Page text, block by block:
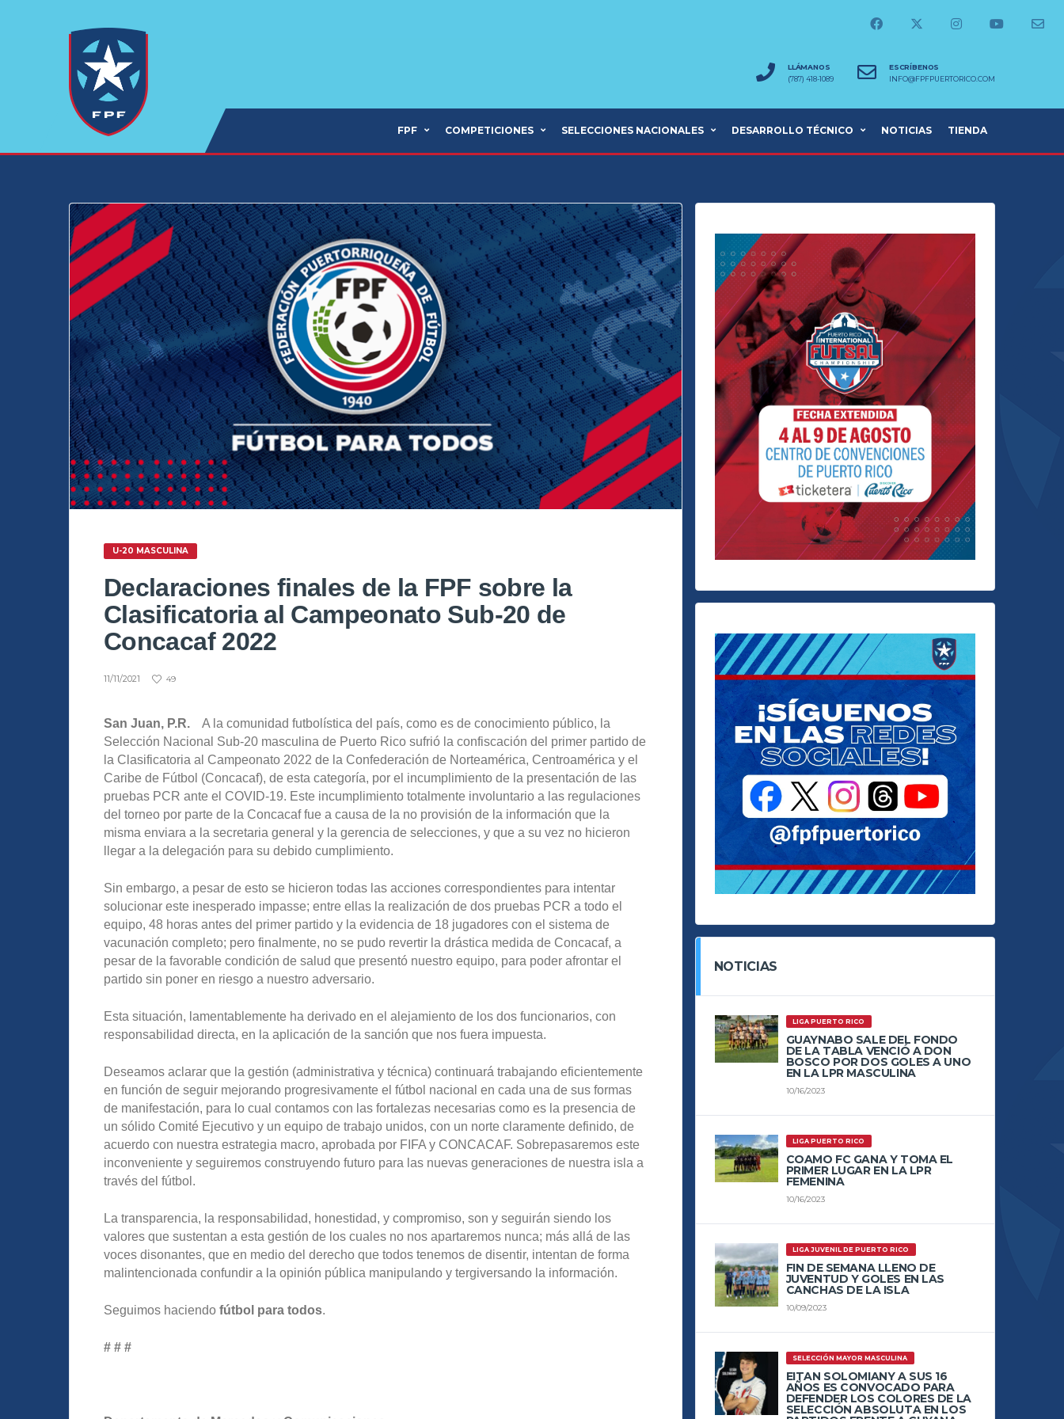
LLÁMANOS
(787) 418-1089
ESCRÍBENOS
INFO@FPFPUERTORICO.COM
FPF COMPETICIONES SELECCIONES NACIONALES DESARROLLO TÉCNICO NOTICIAS TIENDA
U-20 MASCULINA
Declaraciones finales de la FPF sobre la
Clasificatoria al Campeonato Sub-20 de
Concacaf 2022
11/11/2021 49
San Juan, P.R. A la comunidad futbolística del país, como es de conocimiento público, la
Selección Nacional Sub-20 masculina de Puerto Rico sufrió la confiscación del primer partido de
la Clasificatoria al Campeonato 2022 de la Confederación de Norteamérica, Centroamérica y el
Caribe de Fútbol (Concacaf), de esta categoría, por el incumplimiento de la presentación de las
pruebas PCR ante el COVID-19. Este incumplimiento totalmente involuntario a las regulaciones
del torneo por parte de la Concacaf fue a causa de la no provisión de la información que la
misma enviara a la secretaria general y la gerencia de selecciones, y que a su vez no hicieron
llegar a la delegación para su debido cumplimiento.
Sin embargo, a pesar de esto se hicieron todas las acciones correspondientes para intentar
solucionar este inesperado impasse; entre ellas la realización de dos pruebas PCR a todo el
equipo, 48 horas antes del primer partido y la evidencia de 18 jugadores con el sistema de
vacunación completo; pero finalmente, no se pudo revertir la drástica medida de Concacaf, a
pesar de la favorable condición de salud que presentó nuestro equipo, para poder afrontar el
partido sin poner en riesgo a nuestro adversario.
Esta situación, lamentablemente ha derivado en el alejamiento de los dos funcionarios, con
responsabilidad directa, en la aplicación de la sanción que nos fuera impuesta.
Deseamos aclarar que la gestión (administrativa y técnica) continuará trabajando eficientemente
en función de seguir mejorando progresivamente el fútbol nacional en cada una de sus formas
de manifestación, para lo cual contamos con las fortalezas necesarias como es la presencia de
un sólido Comité Ejecutivo y un equipo de trabajo unidos, con un norte claramente definido, de
acuerdo con nuestra estrategia macro, aprobada por FIFA y CONCACAF. Sobrepasaremos este
inconveniente y seguiremos construyendo futuro para las nuevas generaciones de nuestra isla a
través del fútbol.
La transparencia, la responsabilidad, honestidad, y compromiso, son y seguirán siendo los
valores que sustentan a esta gestión de los cuales no nos apartaremos nunca; más allá de las
voces disonantes, que en medio del derecho que todos tenemos de disentir, intentan de forma
malintencionada confundir a la opinión pública manipulando y tergiversando la información.
Seguimos haciendo fútbol para todos.
# # #
NOTICIAS
LIGA PUERTO RICO
GUAYNABO SALE DEL FONDO
DE LA TABLA VENCIÓ A DON
BOSCO POR DOS GOLES A UNO
EN LA LPR MASCULINA
10/16/2023
LIGA PUERTO RICO
COAMO FC GANA Y TOMA EL
PRIMER LUGAR EN LA LPR
FEMENINA
10/16/2023
LIGA JUVENIL DE PUERTO RICO
FIN DE SEMANA LLENO DE
JUVENTUD Y GOLES EN LAS
CANCHAS DE LA ISLA
10/09/2023
SELECCIÓN MAYOR MASCULINA
EITAN SOLOMIANY A SUS 16
AÑOS ES CONVOCADO PARA
DEFENDER LOS COLORES DE LA
SELECCIÓN ABSOLUTA EN LOS